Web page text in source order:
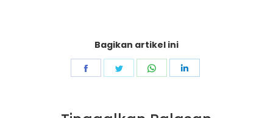
Bagikan artikel ini
Share
Share
Share